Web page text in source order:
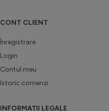
CONT CLIENT
Înregistrare
Login
Contul meu
Istoric comenzi
INFORMAȚII LEGALE